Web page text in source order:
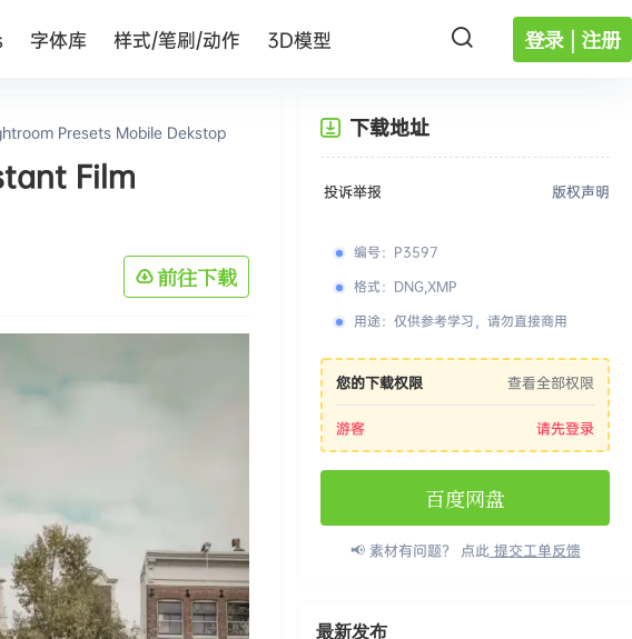
登录 | 注册
字体库 样式/笔刷/动作 3D模型
Presets Mobile Dekstop
Film
前往下载
下载地址
投诉举报 版权声明
编号： P3597
格式： DNG,XMP
用途： 仅供参考学习，请勿直接商用
您的下载权限 查看全部权限
游客 请先登录
百度网盘
📢 素材有问题？ 点此提交工单反馈
最新发布